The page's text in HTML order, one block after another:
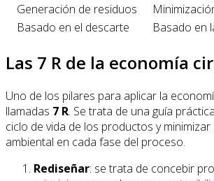
Generación de residuos
Basado en el descarte
Basado en
Las 7 R de la economía
Uno de los pilares para aplicar la
llamadas 7 R. Se trata de una guía
ciclo de vida de los productos y minimizar
ambiental en cada fase del proceso.
Rediseñar: se trata de concebir